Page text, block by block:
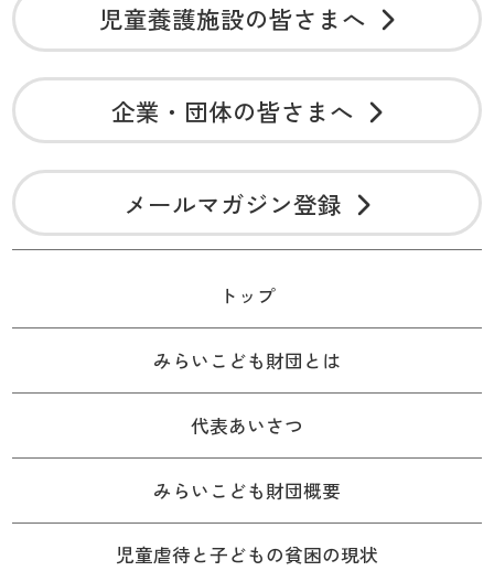
児童養護施設の皆さまへ
企業・団体の皆さまへ
メールマガジン登録
トップ
みらいこども財団とは
代表あいさつ
みらいこども財団概要
児童虐待と子どもの貧困の現状